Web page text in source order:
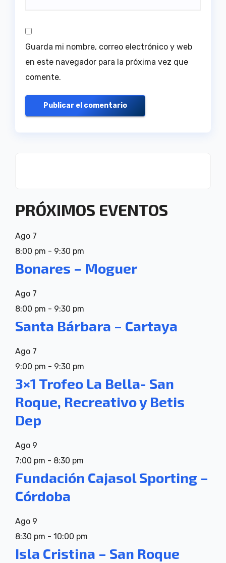
Guarda mi nombre, correo electrónico y web
en este navegador para la próxima vez que
comente.
PRÓXIMOS EVENTOS
Ago 7
8:00 pm - 9:30 pm
Bonares – Moguer
Ago 7
8:00 pm - 9:30 pm
Santa Bárbara – Cartaya
Ago 7
9:00 pm - 9:30 pm
3×1 Trofeo La Bella- San
Roque, Recreativo y Betis
Dep
Ago 9
7:00 pm - 8:30 pm
Fundación Cajasol Sporting –
Córdoba
Ago 9
8:30 pm - 10:00 pm
Isla Cristina – San Roque